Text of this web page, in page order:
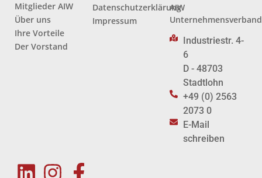
Mitglieder AIW
Über uns
Ihre Vorteile
Der Vorstand
Datenschutzerklärung
Impressum
AIW
Unternehmensverband
Industriestr. 4-
6
D - 48703
Stadtlohn
+49 (0) 2563
2073 0
E-Mail
schreiben